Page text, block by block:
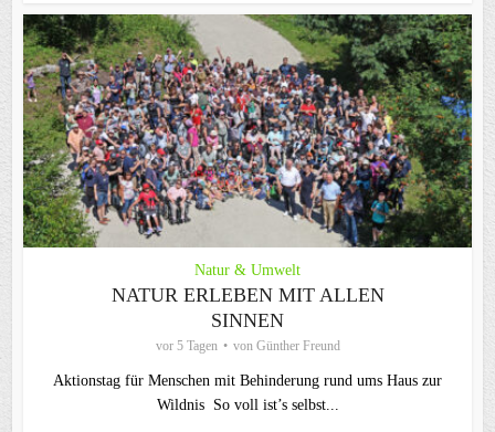
Natur & Umwelt
NATUR ERLEBEN MIT ALLEN
SINNEN
vor 5 Tagen von Günther Freund
Aktionstag für Menschen mit Behinderung rund ums Haus zur
Wildnis So voll ist’s selbst...